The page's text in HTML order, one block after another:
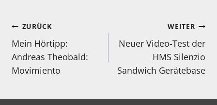
Beitragsnavigation
ZURÜCK
Mein Hörtipp:
Andreas Theobald:
Movimiento
WEITER
Neuer Video-Test der
HMS Silenzio
Sandwich Gerätebase